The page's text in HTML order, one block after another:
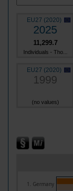
EU27 (2020)
2025
11,299.7
Individuals - Tho...
EU27 (2020)
1999
(no values)
1. Germany